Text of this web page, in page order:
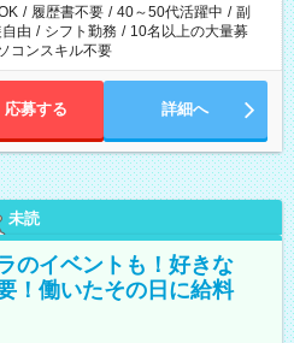
/ 履歴書不要 / 40～50代活躍中 / 副
由 / シフト勤務 / 10名以上の大量募
コンスキル不要
応募する 詳細へ
未読
のイベントも！好きな
！働いたその日に給料